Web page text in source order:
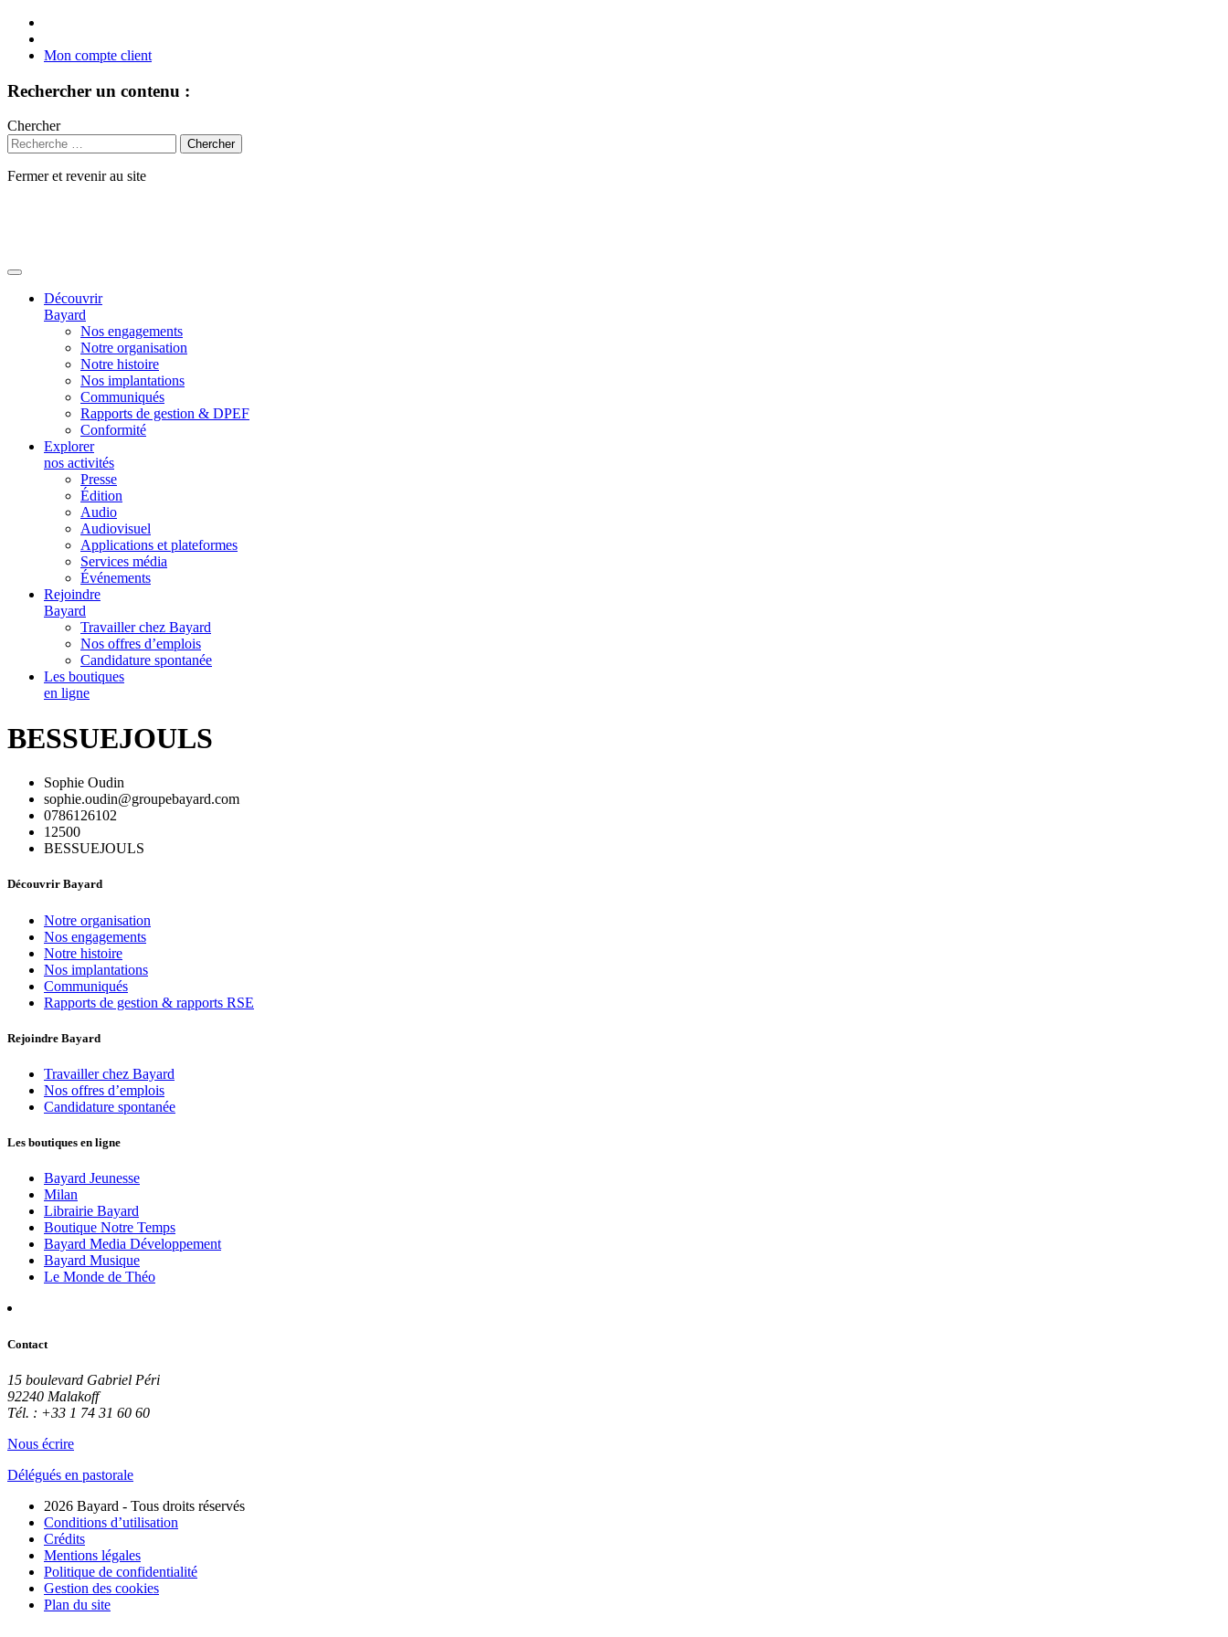
Mon compte client
Rechercher un contenu :
Chercher
Fermer et revenir au site
Découvrir
Bayard
Nos engagements
Notre organisation
Notre histoire
Nos implantations
Communiqués
Rapports de gestion & DPEF
Conformité
Explorer
nos activités
Presse
Édition
Audio
Audiovisuel
Applications et plateformes
Services média
Événements
Rejoindre
Bayard
Travailler chez Bayard
Nos offres d’emplois
Candidature spontanée
Les boutiques
en ligne
BESSUEJOULS
Sophie Oudin
sophie.oudin@groupebayard.com
0786126102
12500
BESSUEJOULS
Découvrir Bayard
Notre organisation
Nos engagements
Notre histoire
Nos implantations
Communiqués
Rapports de gestion & rapports RSE
Rejoindre Bayard
Travailler chez Bayard
Nos offres d’emplois
Candidature spontanée
Les boutiques en ligne
Bayard Jeunesse
Milan
Librairie Bayard
Boutique Notre Temps
Bayard Media Développement
Bayard Musique
Le Monde de Théo
Contact
15 boulevard Gabriel Péri
92240 Malakoff
Tél. : +33 1 74 31 60 60
Nous écrire
Délégués en pastorale
2026 Bayard - Tous droits réservés
Conditions d’utilisation
Crédits
Mentions légales
Politique de confidentialité
Gestion des cookies
Plan du site